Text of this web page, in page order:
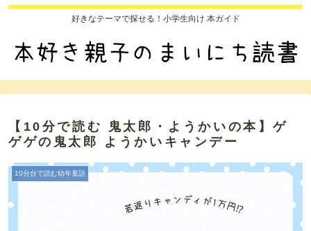
好きなテーマで探せる！小学生向け 本ガイド
【10分で読む 鬼太郎・ようかいの本】ゲ
ゲゲの鬼太郎 ようかいキャンデー
10分台で読む幼年童話